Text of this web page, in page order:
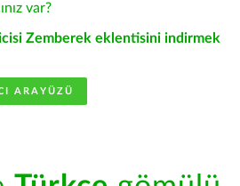
var?
Zemberek eklentisini indirmek
ARAYÜZÜ